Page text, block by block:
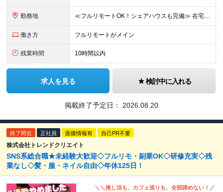
勤務地 ≪フルリモートOK！シェアハウスも完備≫ 在宅勤務(通勤不要)、または希望により一都三県・大阪・名古屋・福岡を中心とした全国の各プロジェクト先での勤務となります。 ※直行直帰OK ★勤務エリアはご希望
働き方 フルリモートがメイン
残業時間 10時間以内
求人を見る 検討中に入れる
掲載終了予定日： 2026.08.20
終了間近 正社員 面接情報有 自己PR不要
株式会社トレンドクリエイト
SNS系総合職★未経験大歓迎◇フルリモ・副業OK◇研修充実◇残
業なし◇髪・服・ネイル自由◇年休125日！
＼＼推し活も、カフェ巡りも、全部諦めない！／